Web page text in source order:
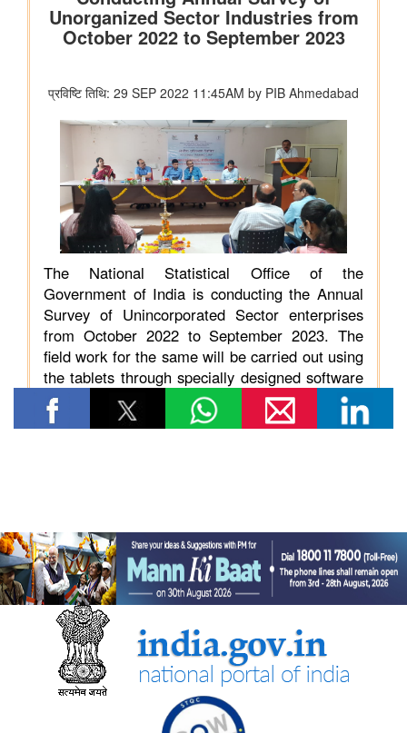
लद्दाख में ऊंचाई पर औषधीय पौधे
आयुर्वेद पर्यटन के लिए केरल एक वैश्विक केंद्र के रूप में
आयुष औषधियों का मानकीकरण
महिलाओं के लिए आयुष स्वास्थ्य सेवाओं की प्रगति
जनजातीय क्षेत्रों में आयुष स्वास्थ्य सेवाएं
सोवा-रिग्पा को वैश्विक स्तर पर मान्यता प्राप्त साक्ष्य-आधारित स्वास्थ्य सेवा
प्रणाली के रूप में उभरना चाहिए: केंद्रीय मंत्री श्री प्रतापराव जाधव
कृषि एवं किसान कल्‍याण मंत्रालय
विषय: मानव-जनित भूमि क्षरण के कारण कृषि उपज में हानि
विषय- एग्रीस्टैक और डिजिटल कृषि मिशन का कार्यान्वयन
विषय- किसान उत्पादक संगठनों (एफपीओ) का गठन
विषय: राष्ट्रीय खाद्य तेल मिशन तिलहन (एनएमईओ-तिलहन) का क्रियान्वयन
कोयला मंत्रालय
एसईसीएल ने खदानों को वैज्ञानिक रूप से बंद करने और परित्‍यक्‍त खदानों को
स्थायी सामुदायिक परिसंपत्तियों में बदलने में भारत का नेतृत्व किया
वाणिज्‍य एवं उद्योग मंत्रालय
भारत की ब्रिक्‍स अध्यक्षता 2026 के तहत जयपुर में 16वीं ब्रिक्‍स व्यापार
मंत्रियों की बैठक सफलतापूर्वक संपन्न
डीजीएफटी, 'सोर्स फ्रॉम इंडिया' फीचर के माध्यम से डीपीआईआईटी-मान्यता
प्राप्त स्टार्टअप्स को वैश्विक व्यापार पारिस्थितिकी तंत्र से जोड़ता है